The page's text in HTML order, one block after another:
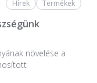
Hírek Termékek
növelése a